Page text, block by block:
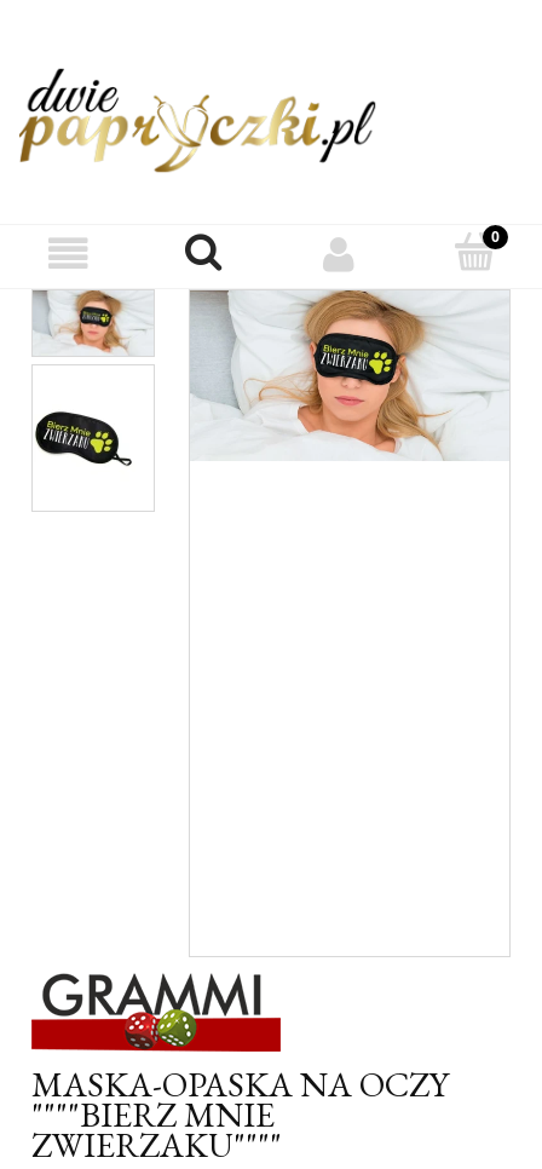
MASKA-OPASKA NA OCZY
""""BIERZ MNIE
ZWIERZAKU""""